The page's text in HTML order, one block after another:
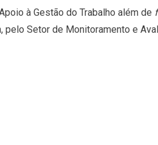
à Gestão do Trabalho além de
Setor de Monitoramento e